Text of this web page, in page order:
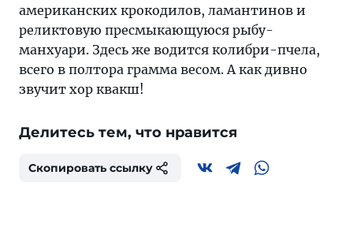
американских крокодилов, ламантинов и
реликтовую пресмыкающуюся рыбу-
манхуари. Здесь же водится колибри-пчела,
всего в полтора грамма весом. А как дивно
звучит хор квакш!
Делитесь тем, что нравится
Скопировать ссылку